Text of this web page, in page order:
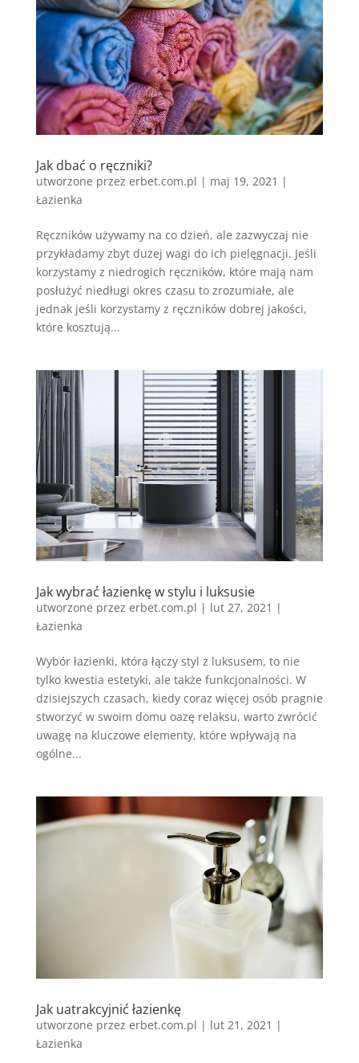
Jak dbać o ręczniki?
utworzone przez erbet.com.pl | maj 19, 2021 |
Łazienka
Ręczników używamy na co dzień, ale zazwyczaj nie
przykładamy zbyt dużej wagi do ich pielęgnacji. Jeśli
korzystamy z niedrogich ręczników, które mają nam
posłużyć niedługi okres czasu to zrozumiałe, ale
jednak jeśli korzystamy z ręczników dobrej jakości,
które kosztują...
Jak wybrać łazienkę w stylu i luksusie
utworzone przez erbet.com.pl | lut 27, 2021 |
Łazienka
Wybór łazienki, która łączy styl z luksusem, to nie
tylko kwestia estetyki, ale także funkcjonalności. W
dzisiejszych czasach, kiedy coraz więcej osób pragnie
stworzyć w swoim domu oazę relaksu, warto zwrócić
uwagę na kluczowe elementy, które wpływają na
ogólne...
Jak uatrakcyjnić łazienkę
utworzone przez erbet.com.pl | lut 21, 2021 |
Łazienka